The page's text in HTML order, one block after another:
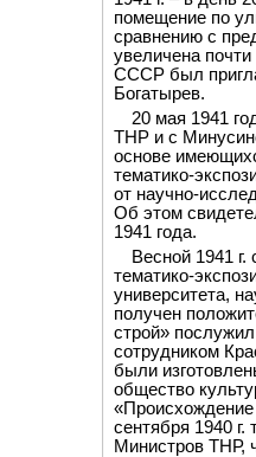
помещение по
сравнению с
увеличена
СССР был
Богатырев.
20 мая 1941
ТНР и с
основе
тематико-
от научно-
Об этом
1941 года.
Весной 1941
тематико-
университета,
получен
строй»
сотрудником
были
общество
сентября 1940
Министров ТНР,